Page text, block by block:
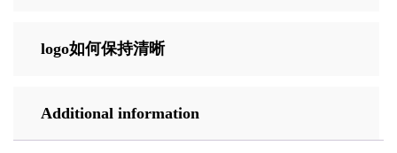
logo如何保持清晰
Additional information